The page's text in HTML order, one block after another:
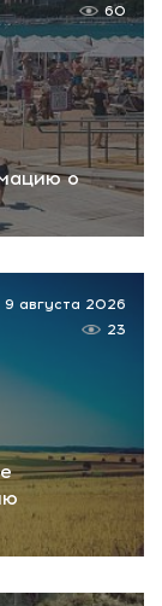
о
60
9 августа 2026
23